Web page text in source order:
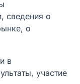
сведения о
о
в
участие